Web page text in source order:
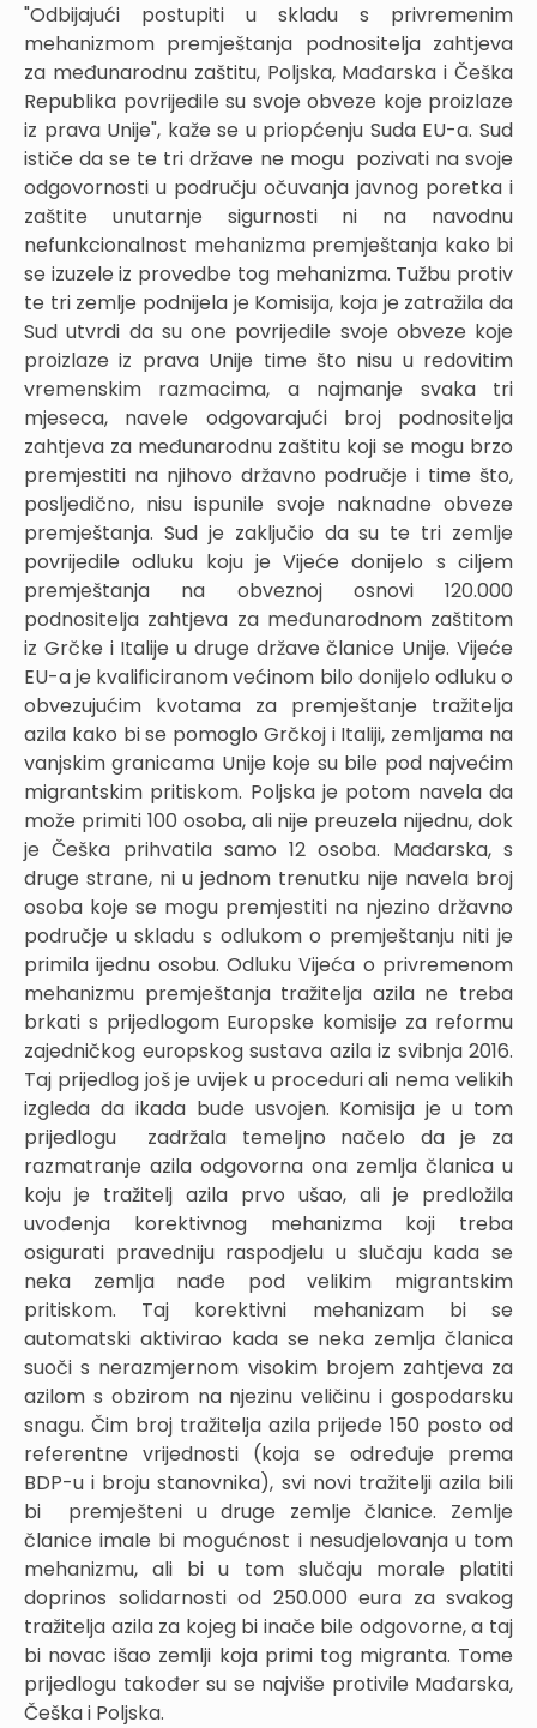
"Odbijajući postupiti u skladu s privremenim
mehanizmom premještanja podnositelja zahtjeva
za međunarodnu zaštitu, Poljska, Mađarska i Češka
Republika povrijedile su svoje obveze koje proizlaze
iz prava Unije", kaže se u priopćenju Suda EU-a. Sud
ističe da se te tri države ne mogu pozivati na svoje
odgovornosti u području očuvanja javnog poretka i
zaštite unutarnje sigurnosti ni na navodnu
nefunkcionalnost mehanizma premještanja kako bi
se izuzele iz provedbe tog mehanizma. Tužbu protiv
te tri zemlje podnijela je Komisija, koja je zatražila da
Sud utvrdi da su one povrijedile svoje obveze koje
proizlaze iz prava Unije time što nisu u redovitim
vremenskim razmacima, a najmanje svaka tri
mjeseca, navele odgovarajući broj podnositelja
zahtjeva za međunarodnu zaštitu koji se mogu brzo
premjestiti na njihovo državno područje i time što,
posljedično, nisu ispunile svoje naknadne obveze
premještanja. Sud je zaključio da su te tri zemlje
povrijedile odluku koju je Vijeće donijelo s ciljem
premještanja na obveznoj osnovi 120.000
podnositelja zahtjeva za međunarodnom zaštitom
iz Grčke i Italije u druge države članice Unije. Vijeće
EU-a je kvalificiranom većinom bilo donijelo odluku o
obvezujućim kvotama za premještanje tražitelja
azila kako bi se pomoglo Grčkoj i Italiji, zemljama na
vanjskim granicama Unije koje su bile pod najvećim
migrantskim pritiskom. Poljska je potom navela da
može primiti 100 osoba, ali nije preuzela nijednu, dok
je Češka prihvatila samo 12 osoba. Mađarska, s
druge strane, ni u jednom trenutku nije navela broj
osoba koje se mogu premjestiti na njezino državno
područje u skladu s odlukom o premještanju niti je
primila ijednu osobu. Odluku Vijeća o privremenom
mehanizmu premještanja tražitelja azila ne treba
brkati s prijedlogom Europske komisije za reformu
zajedničkog europskog sustava azila iz svibnja 2016.
Taj prijedlog još je uvijek u proceduri ali nema velikih
izgleda da ikada bude usvojen. Komisija je u tom
prijedlogu zadržala temeljno načelo da je za
razmatranje azila odgovorna ona zemlja članica u
koju je tražitelj azila prvo ušao, ali je predložila
uvođenja korektivnog mehanizma koji treba
osigurati pravedniju raspodjelu u slučaju kada se
neka zemlja nađe pod velikim migrantskim
pritiskom. Taj korektivni mehanizam bi se
automatski aktivirao kada se neka zemlja članica
suoči s nerazmjernom visokim brojem zahtjeva za
azilom s obzirom na njezinu veličinu i gospodarsku
snagu. Čim broj tražitelja azila prijeđe 150 posto od
referentne vrijednosti (koja se određuje prema
BDP-u i broju stanovnika), svi novi tražitelji azila bili
bi premješteni u druge zemlje članice. Zemlje
članice imale bi mogućnost i nesudjelovanja u tom
mehanizmu, ali bi u tom slučaju morale platiti
doprinos solidarnosti od 250.000 eura za svakog
tražitelja azila za kojeg bi inače bile odgovorne, a taj
bi novac išao zemlji koja primi tog migranta. Tome
prijedlogu također su se najviše protivile Mađarska,
Češka i Poljska.